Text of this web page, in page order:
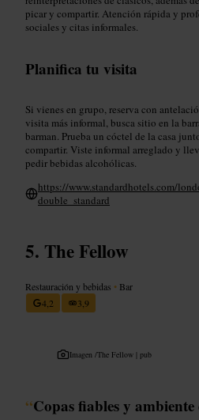
picar y compartir. Atención rápida y
sociales y citas informales.
Planifica tu visita
Si vienes en grupo, reserva con
visita más informal, busca sitio en la
barman. Prueba un cóctel de la casa
compartir. Viste informal arreglado y
pedir bebidas alcohólicas.
https://www.standardhotels.com/
double_standard
The Fellow
Restauración y bebidas • Bar
4,2
3,9
Imagen /The Fellow | pub
“Copas fiables y